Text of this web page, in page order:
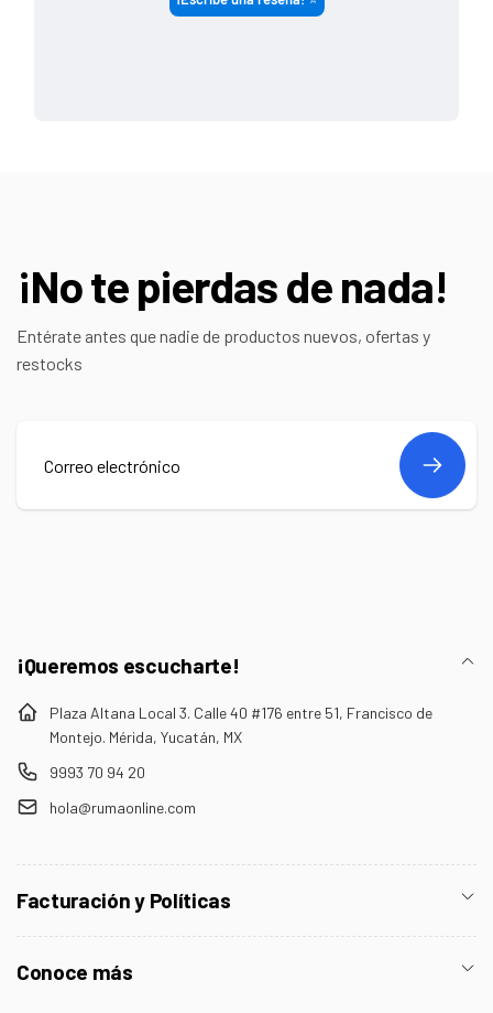
¡No te pierdas de nada!
Entérate antes que nadie de productos nuevos, ofertas y
restocks
Correo
¡Queremos escucharte!
Plaza Altana Local 3. Calle 40 #176 entre 51, Francisco de
Montejo. Mérida, Yucatán, MX
9993 70 94 20
hola@rumaonline.com
Facturación y Políticas
Conoce más